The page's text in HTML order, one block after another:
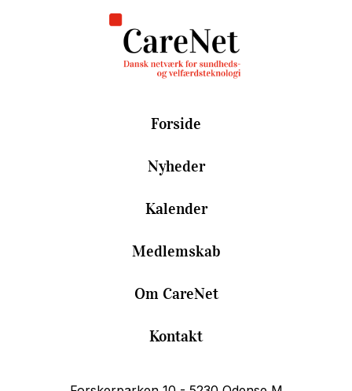
Forside
Nyheder
Kalender
Medlemskab
Om CareNet
Kontakt